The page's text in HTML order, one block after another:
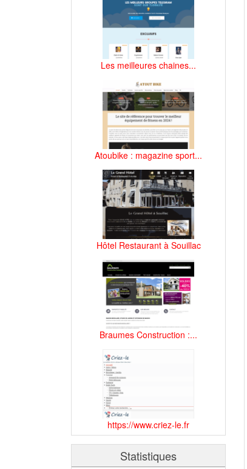
Les meilleures chaines...
Atoubike : magazine sport...
Hôtel Restaurant à Souillac
Braumes Construction :...
https://www.criez-le.fr
Statistiques